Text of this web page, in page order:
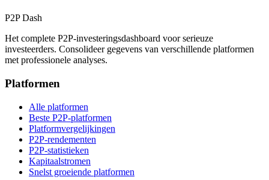
P2P Dash
Het complete P2P-investeringsdashboard voor serieuze
investeerders. Consolideer gegevens van verschillende platformen
met professionele analyses.
Platformen
Alle platformen
Beste P2P-platformen
Platformvergelijkingen
P2P-rendementen
P2P-statistieken
Kapitaalstromen
Snelst groeiende platformen